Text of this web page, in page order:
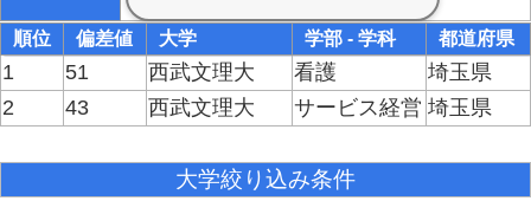
順位 偏差値 大学 学部 - 学科 都道府県
1 51 西武文理大 看護
埼玉県
2
43 西武文理大 サービス経営 埼玉県
大学絞り込み条件